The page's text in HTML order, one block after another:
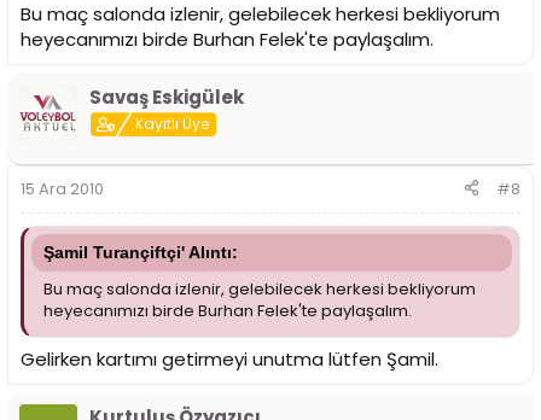
Bu maç salonda izlenir, gelebilecek herkesi bekliyorum
heyecanımızı birde Burhan Felek'te paylaşalım.
Savaş Eskigülek
Kayıtlı Üye
15 Ara 2010 #8
Şamil Turançiftçi' Alıntı:
Bu maç salonda izlenir, gelebilecek herkesi bekliyorum
heyecanımızı birde Burhan Felek'te paylaşalım.
Gelirken kartımı getirmeyi unutma lütfen Şamil.